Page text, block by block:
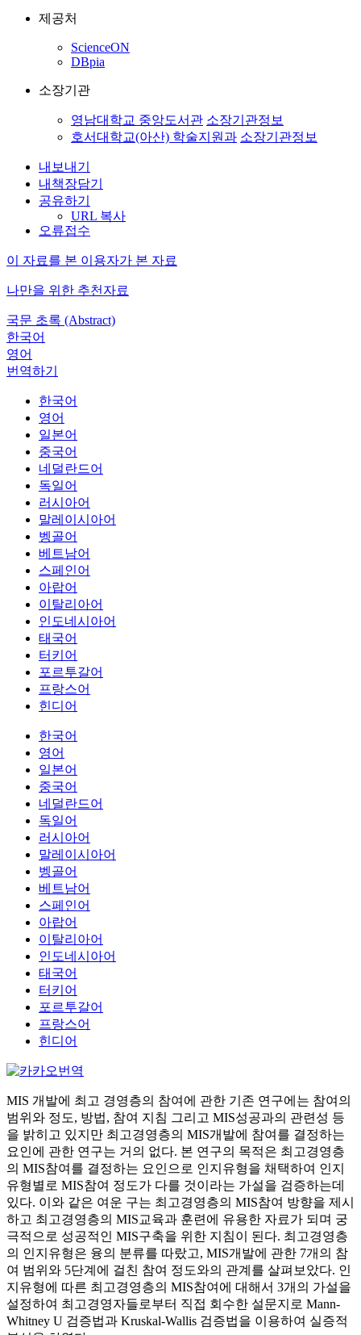
제공처
ScienceON
DBpia
소장기관
영남대학교 중앙도서관 소장기관정보
호서대학교(아산) 학술지원과 소장기관정보
내보내기
내책장담기
공유하기
URL 복사
오류접수
이 자료를 본 이용자가 본 자료
나만을 위한 추천자료
국문 초록 (Abstract)
한국어
영어
번역하기
한국어
영어
일본어
중국어
네덜란드어
독일어
러시아어
말레이시아어
벵골어
베트남어
스페인어
아랍어
이탈리아어
인도네시아어
태국어
터키어
포르투갈어
프랑스어
힌디어
한국어
영어
일본어
중국어
네덜란드어
독일어
러시아어
말레이시아어
벵골어
베트남어
스페인어
아랍어
이탈리아어
인도네시아어
태국어
터키어
포르투갈어
프랑스어
힌디어
MIS 개발에 최고 경영층의 참여에 관한 기존 연구에는 참여의
범위와 정도, 방법, 참여 지침 그리고 MIS성공과의 관련성 등
을 밝히고 있지만 최고경영층의 MIS개발에 참여를 결정하는
요인에 관한 연구는 거의 없다. 본 연구의 목적은 최고경영층
의 MIS참여를 결정하는 요인으로 인지유형을 채택하여 인지
유형별로 MIS참여 정도가 다를 것이라는 가설을 검증하는데
있다. 이와 같은 여운 구는 최고경영층의 MIS참여 방향을 제시
하고 최고경영층의 MIS교육과 훈련에 유용한 자료가 되며 궁
극적으로 성공적인 MIS구축을 위한 지침이 된다. 최고경영층
의 인지유형은 융의 분류를 따랐고, MIS개발에 관한 7개의 참
여 범위와 5단계에 걸친 참여 정도와의 관계를 살펴보았다. 인
지유형에 따른 최고경영층의 MIS참여에 대해서 3개의 가설을
설정하여 최고경영자들로부터 직접 회수한 설문지로 Mann-
Whitney U 검증법과 Kruskal-Wallis 검증법을 이용하여 실증적